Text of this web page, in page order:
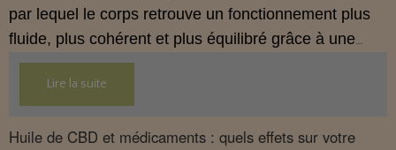
par lequel le corps retrouve un fonctionnement plus
fluide, plus cohérent et plus équilibré grâce à une
hygiène de vie adaptée.
Lire la suite
Huile de CBD et médicaments : quels effets sur votre